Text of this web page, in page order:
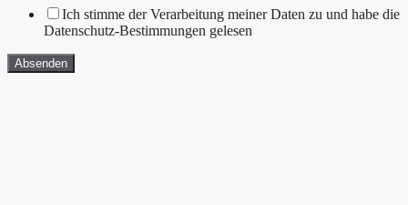
Ich stimme der Verarbeitung meiner Daten zu und habe die
Datenschutz-Bestimmungen gelesen
Absenden